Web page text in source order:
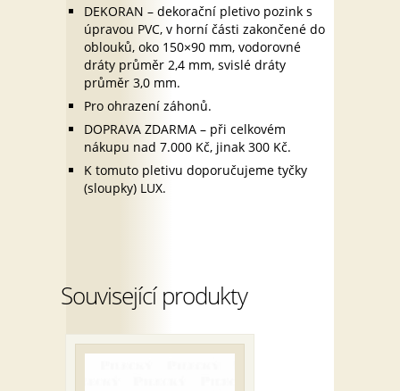
DEKORAN – dekorační pletivo pozink s
úpravou PVC, v horní části zakončené do
oblouků, oko 150×90 mm, vodorovné
dráty průměr 2,4 mm, svislé dráty
průměr 3,0 mm.
Pro ohrazení záhonů.
DOPRAVA ZDARMA – při celkovém
nákupu nad 7.000 Kč, jinak 300 Kč.
K tomuto pletivu doporučujeme tyčky
(sloupky) LUX.
Související produkty